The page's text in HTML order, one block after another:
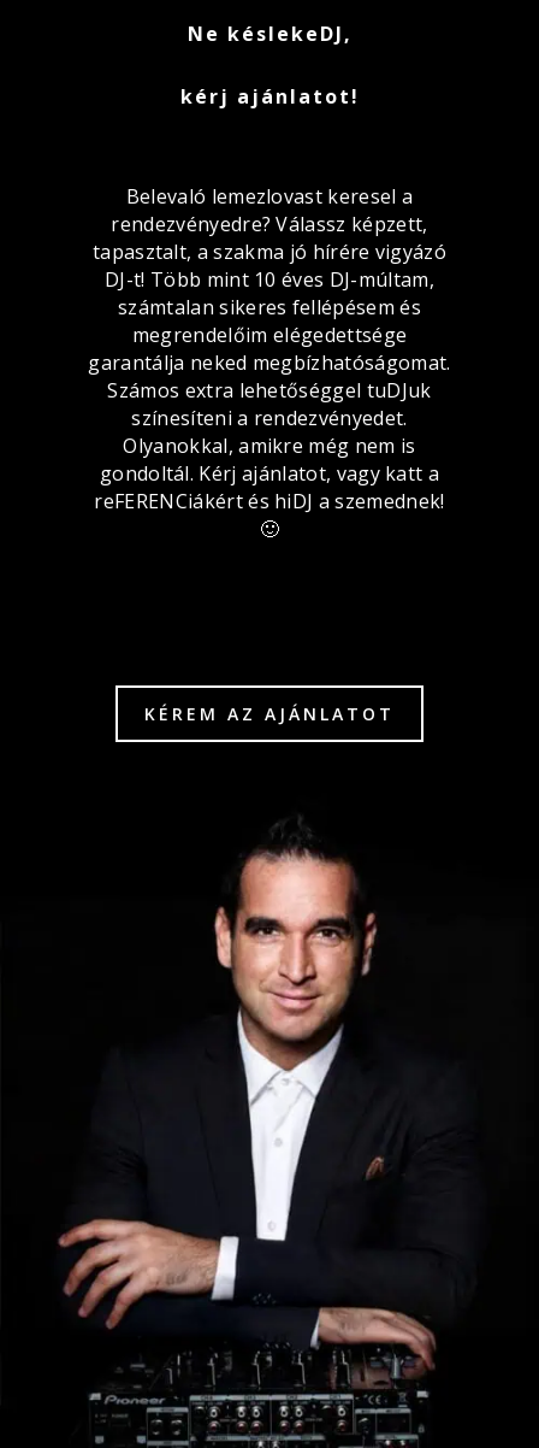
Ne késlekeDJ,
kérj ajánlatot!
Belevaló lemezlovast keresel a
rendezvényedre? Válassz képzett,
tapasztalt, a szakma jó hírére vigyázó
DJ-t! Több mint 10 éves DJ-múltam,
számtalan sikeres fellépésem és
megrendelőim elégedettsége
garantálja neked megbízhatóságomat.
Számos extra lehetőséggel tuDJuk
színesíteni a rendezvényedet.
Olyanokkal, amikre még nem is
gondoltál. Kérj ajánlatot, vagy katt a
reFERENCiákért és hiDJ a szemednek!
🙂
KÉREM AZ AJÁNLATOT